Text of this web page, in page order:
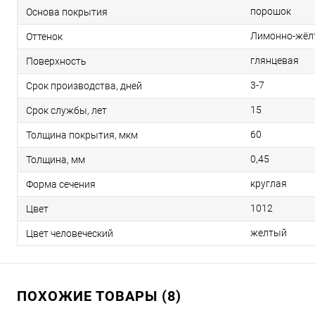
Основа покрытия порошок
Оттенок Лимонно-
Поверхность глянцевая
Срок производства, дней 3-7
Срок службы, лет 15
Толщина покрытия, мкм 60
Толщина, мм 0,45
Форма сечения круглая
Цвет 1012
Цвет человеческий желтый
ПОХОЖИЕ ТОВАРЫ (8)